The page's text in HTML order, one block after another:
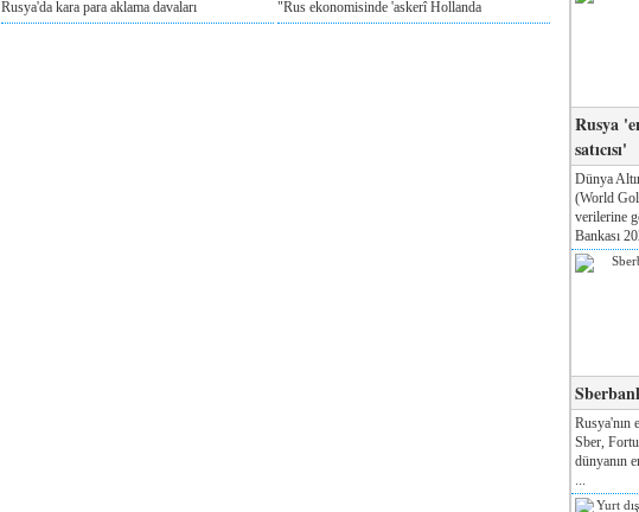
Rusya'da kara para aklama davaları
"Rus ekonomisinde 'askerî Hollanda
Rusya
satıcısı'
Dünya
(World
verilerine
Bankası
Rusya'nın
Sber,
dünyanın
...